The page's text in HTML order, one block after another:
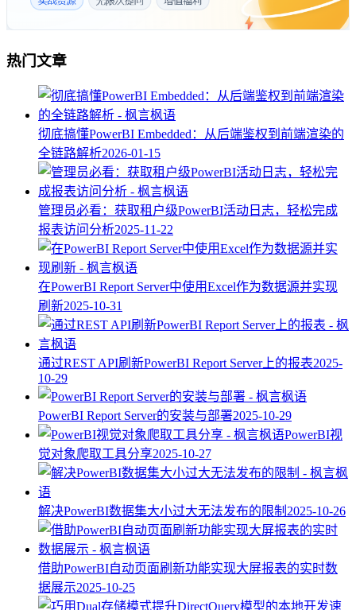
热门文章
彻底搞懂PowerBI Embedded：从后端鉴权到前端渲染的
全链路解析2026-01-15
管理员必看：获取租户级PowerBI活动日志，轻松完成
报表访问分析2025-11-22
在PowerBI Report Server中使用Excel作为数据源并实现
刷新2025-10-31
通过REST API刷新PowerBI Report Server上的报表2025-
10-29
PowerBI Report Server的安装与部署2025-10-29
PowerBI视
觉对象爬取工具分享2025-10-27
解决PowerBI数据集大小过大无法发布的限制 2025-10-26
借助PowerBI自动页面刷新功能实现大屏报表的实时数
据展示2025-10-25